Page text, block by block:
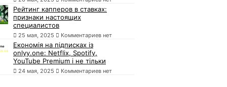
Рейтинг капперов в ставках:
признаки настоящих
специалистов
25 мая, 2025 Комментариев нет
Економія на підписках із
onlyy.one: Netflix, Spotify,
YouTube Premium і не тільки
24 мая, 2025 Комментариев нет